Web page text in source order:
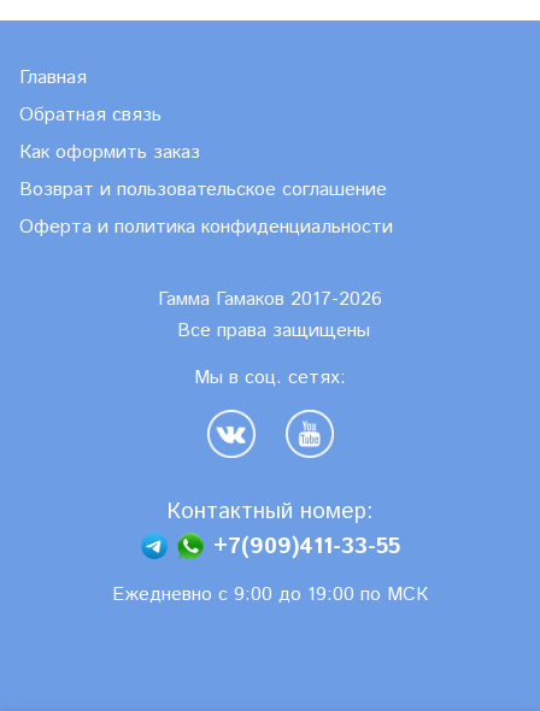
Главная
Обратная связь
Как оформить заказ
Возврат и пользовательское соглашение
Оферта и политика конфиденциальности
Гамма Гамаков 2017-2026
Все права защищены
Мы в соц. сетях:
Контактный номер:
+7(909)411-33-55
Ежедневно с 9:00 до 19:00 по МСК